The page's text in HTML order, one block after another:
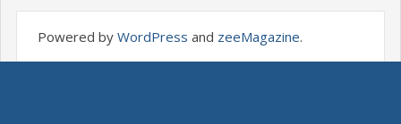
Powered by WordPress and zeeMagazine.